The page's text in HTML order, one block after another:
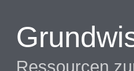
Ressourcen